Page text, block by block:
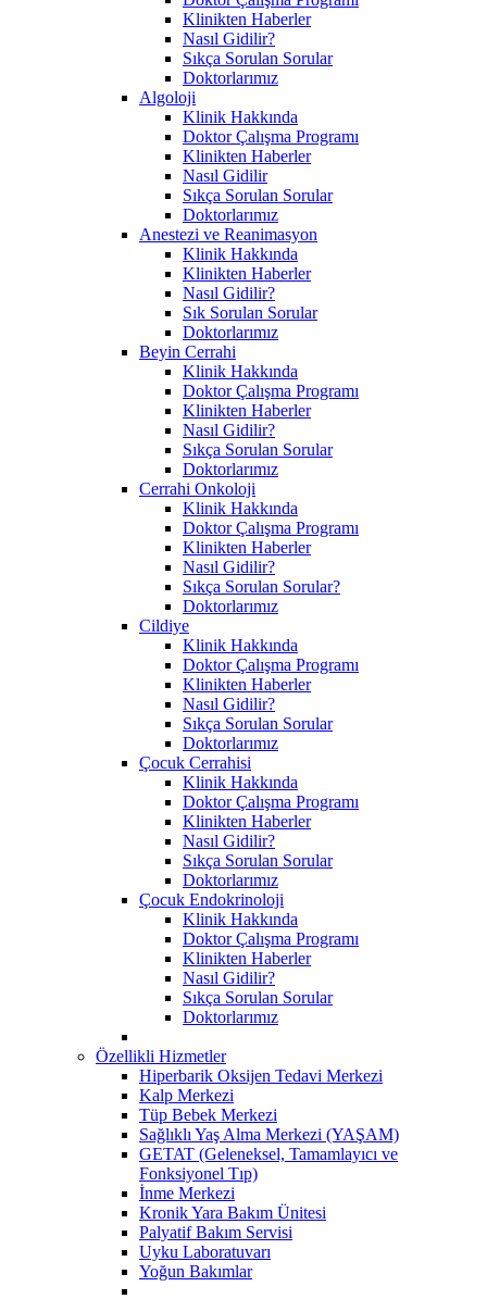
Klinikten Haberler
Nasıl Gidilir?
Sıkça Sorulan Sorular
Doktorlarımız
Algoloji
Klinik Hakkında
Doktor Çalışma Programı
Klinikten Haberler
Nasıl Gidilir
Sıkça Sorulan Sorular
Doktorlarımız
Anestezi ve Reanimasyon
Klinik Hakkında
Klinikten Haberler
Nasıl Gidilir?
Sık Sorulan Sorular
Doktorlarımız
Beyin Cerrahi
Klinik Hakkında
Doktor Çalışma Programı
Klinikten Haberler
Nasıl Gidilir?
Sıkça Sorulan Sorular
Doktorlarımız
Cerrahi Onkoloji
Klinik Hakkında
Doktor Çalışma Programı
Klinikten Haberler
Nasıl Gidilir?
Sıkça Sorulan Sorular?
Doktorlarımız
Cildiye
Klinik Hakkında
Doktor Çalışma Programı
Klinikten Haberler
Nasıl Gidilir?
Sıkça Sorulan Sorular
Doktorlarımız
Çocuk Cerrahisi
Klinik Hakkında
Doktor Çalışma Programı
Klinikten Haberler
Nasıl Gidilir?
Sıkça Sorulan Sorular
Doktorlarımız
Çocuk Endokrinoloji
Klinik Hakkında
Doktor Çalışma Programı
Klinikten Haberler
Nasıl Gidilir?
Sıkça Sorulan Sorular
Doktorlarımız
Özellikli Hizmetler
Hiperbarik Oksijen Tedavi Merkezi
Kalp Merkezi
Tüp Bebek Merkezi
Sağlıklı Yaş Alma Merkezi (YAŞAM)
GETAT (Geleneksel, Tamamlayıcı ve
Fonksiyonel Tıp)
İnme Merkezi
Kronik Yara Bakım Ünitesi
Palyatif Bakım Servisi
Uyku Laboratuvarı
Yoğun Bakımlar